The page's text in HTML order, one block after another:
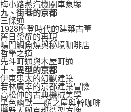
梅小路蒸汽機關車象塚
九、街巷的京都
三條通
1928摩登時代的建築古董
舊日榮耀的再現
鳴門鯛魚燒與秘境咖啡店
哲學之道
先斗町通與木屋町通
十、異型的京都
伊東忠太的幻獸建築
若林廣幸的京都建築冒險
高松伸的古典機械美學
黑色幽默──顏之屋與幹咖啡